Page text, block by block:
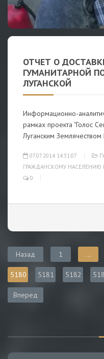
ОТЧЕТ О
ГУМАНИТАРНОЙ
ЛУГАНСКОЙ
Информационно-
рамках проекта "Голос
Луганским Землячеством
07.07.2014 14:31:07
ГРАЖДАНСКОМУ
0
Назад 1 ...
5180 5181 5182
Вперед